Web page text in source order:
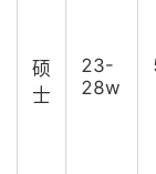
硕
士
23-
28w